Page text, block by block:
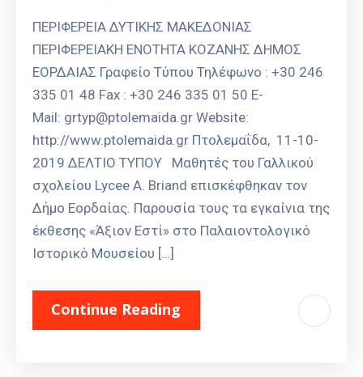
ΠΕΡΙΦΕΡΕΙΑ ΔΥΤΙΚΗΣ ΜΑΚΕΔΟΝΙΑΣ
ΠΕΡΙΦΕΡΕΙΑΚΗ ΕΝΟΤΗΤΑ ΚΟΖΑΝΗΣ ΔΗΜΟΣ
ΕΟΡΔΑΙΑΣ Γραφείο Τύπου Τηλέφωνο : +30 246
335 01 48 Fax : +30 246 335 01 50 E-
Mail: grtyp@ptolemaida.gr Website:
http://www.ptolemaida.gr Πτολεμαΐδα, 11-10-
2019 ΔΕΛΤΙΟ ΤΥΠΟΥ Μαθητές του Γαλλικού
σχολείου Lycee A. Briand επισκέφθηκαν τον
Δήμο Εορδαίας. Παρουσία τους τα εγκαίνια της
έκθεσης «Άξιον Εστί» στο Παλαιοντολογικό
Ιστορικό Μουσείου […]
Continue Reading